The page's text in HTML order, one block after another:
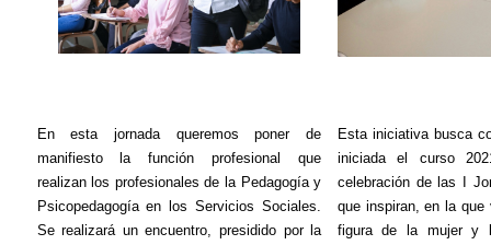
En esta jornada queremos poner de
manifiesto la función profesional que
realizan los profesionales de la Pedagogía y
Psicopedagogía en los Servicios Sociales.
Se realizará un encuentro, presidido por la
Esta iniciativa busca
iniciada el curso
celebración de las I
que inspiran, en la
figura de la mujer y